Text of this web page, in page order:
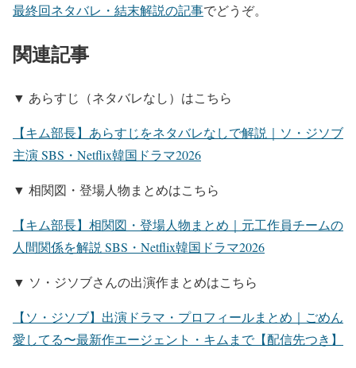
最終回ネタバレ・結末解説の記事でどうぞ。
関連記事
▼ あらすじ（ネタバレなし）はこちら
【キム部長】あらすじをネタバレなしで解説｜ソ・ジソブ
主演 SBS・Netflix韓国ドラマ2026
▼ 相関図・登場人物まとめはこちら
【キム部長】相関図・登場人物まとめ｜元工作員チームの
人間関係を解説 SBS・Netflix韓国ドラマ2026
▼ ソ・ジソブさんの出演作まとめはこちら
【ソ・ジソブ】出演ドラマ・プロフィールまとめ｜ごめん
愛してる〜最新作エージェント・キムまで【配信先つき】